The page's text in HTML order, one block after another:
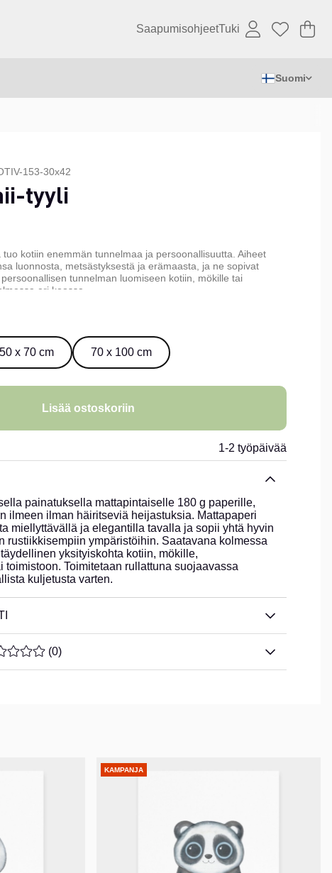
SaapumisohjeetTuki .
Suomi
153-30x42
tyyli
tuo kotiin enemmän tunnelmaa ja persoonallisuutta. Aiheet
luonnosta, metsästyksestä ja erämaasta, ja ne sopivat
tunnelman luomiseen kotiin, mökille tai
eri koossa.
50 x 70 cm 70 x 100 cm
Lisää ostoskoriin
1-2 työpäivää
painatuksella mattapintaiselle 180 g paperille,
ilmeen ilman häiritseviä heijastuksia. Mattapaperi
miellyttävällä ja elegantilla tavalla ja sopii yhtä hyvin
rustiikkisempiin ympäristöihin. Saatavana kolmessa
yksityiskohta kotiin, mökille,
toimistoon. Toimitetaan rullattuna suojaavassa
kuljetusta varten.
0 / 5 ARVIOIDEN MÄÄRÄ 0
(0)
KAMPANJA